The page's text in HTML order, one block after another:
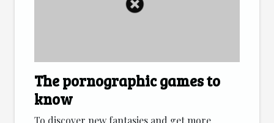
The pornographic games to
know
To discover new fantasies and get more